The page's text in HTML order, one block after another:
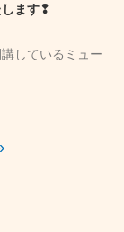
します❢
しているミュー